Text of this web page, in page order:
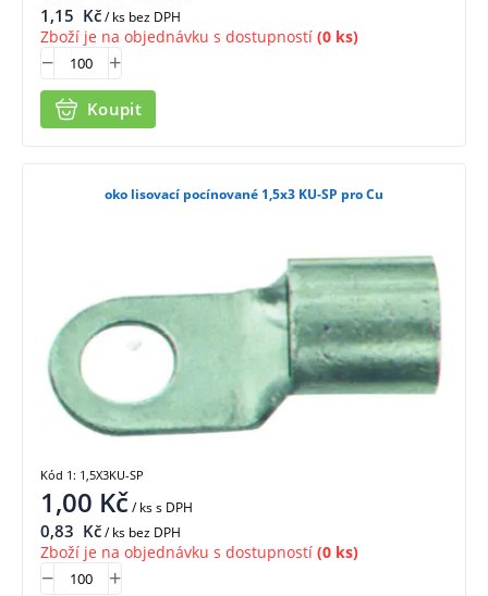
1,15 Kč/ ks bez DPH
Zboží je na objednávku s dostupností (0 ks)
Koupit
oko lisovací pocínované 1,5x3 KU-SP pro Cu
1,00 Kč/ kss DPH
0,83 Kč/ ks bez DPH
Zboží je na objednávku s dostupností (0 ks)
Kód 1: 1,5X3KU-SP